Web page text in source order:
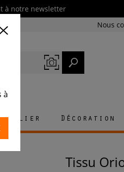
à notre newsletter
Nous
Décoration
Tissu
à